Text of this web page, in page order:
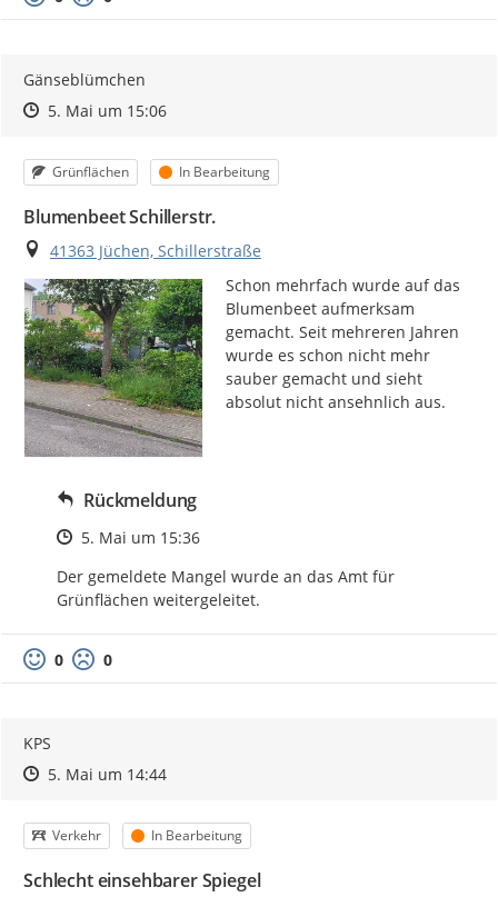
Gänseblümchen
Zeitpunkt des Erstellens
Zeitpunkt des Erstellens
5. Mai um 15:06Zur Äußerung
Kategorie
Grünflächen Status
In Bearbeitung
Blumenbeet Schillerstr.
Ort
41363 Jüchen, Schillerstraße
Schon mehrfach wurde auf das
Blumenbeet aufmerksam
gemacht. Seit mehreren Jahren
wurde es schon nicht mehr
sauber gemacht und sieht
absolut nicht ansehnlich aus.
Rückmeldung
Zeitpunkt des Erstellens
5. Mai um 15:36
Der gemeldete Mangel wurde an das Amt für
Grünflächen weitergeleitet.
0 0
KPS
Zeitpunkt des Erstellens
Zeitpunkt des Erstellens
5. Mai um 14:44Zur Äußerung
Kategorie
Verkehr Status
In Bearbeitung
Schlecht einsehbarer Spiegel